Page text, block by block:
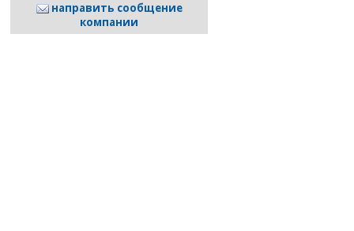
направить сообщение
компании